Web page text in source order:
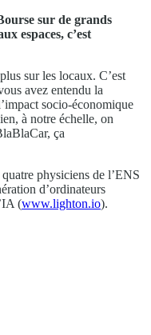
sur de grands
espaces, c’est
sur les locaux. C’est
avez entendu la
socio-économique
à notre échelle, on
ça
physiciens de l’ENS
d’ordinateurs
(www.lighton.io).